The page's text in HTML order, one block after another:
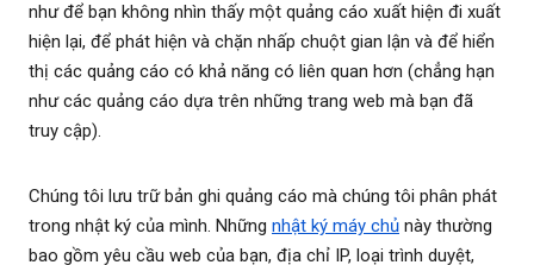
như để bạn không nhìn thấy một quảng cáo xuất hiện đi xuất
hiện lại, để phát hiện và chặn nhấp chuột gian lận và để hiển
thị các quảng cáo có khả năng có liên quan hơn (chẳng hạn
như các quảng cáo dựa trên những trang web mà bạn đã
truy cập).
Chúng tôi lưu trữ bản ghi quảng cáo mà chúng tôi phân phát
trong nhật ký của mình. Những nhật ký máy chủ này thường
bao gồm yêu cầu web của bạn, địa chỉ IP, loại trình duyệt,